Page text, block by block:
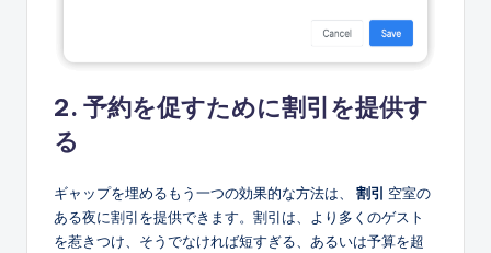
2. 予約を促すために割引を提供す
る
ギャップを埋めるもう一つの効果的な方法は、 割引 空室の
ある夜に割引を提供できます。割引は、より多くのゲスト
を惹きつけ、そうでなければ短すぎる、あるいは予算を超